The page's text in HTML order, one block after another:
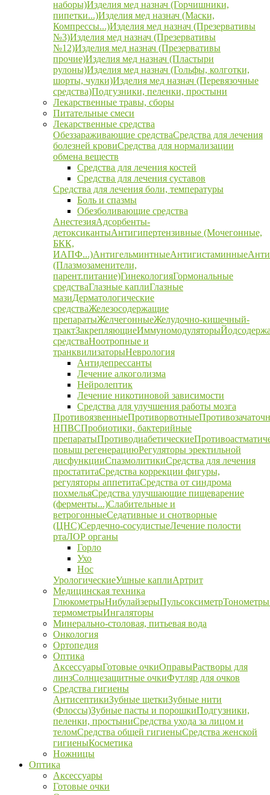
наборы)Изделия мед назнач (Горчишники,
пипетки...)Изделия мед назнач (Маски,
Компрессы...)Изделия мед назнач (Презервативы
№3)Изделия мед назнач (Презервативы
№12)Изделия мед назнач (Презервативы
прочие)Изделия мед назнач (Пластыри
рулоны)Изделия мед назнач (Гольфы, колготки,
шорты, чулки)Изделия мед назнач (Перевязочные
средства)Подгузники, пеленки, простыни
Лекарственные травы, сборы
Питательные смеси
Лекарственные средства
Обеззараживающие средстваСредства для лечения
болезней кровиСредства для нормализации
обмена веществ
Средства для лечения костей
Средства для лечения суставов
Средства для лечения боли, температуры
Боль и спазмы
Обезболивающие средства
АнестезияАдсорбенты-
детоксикантыАнтигипертензивные (Мочегонные,
БКК,
ИАПФ...)АнтигельминтныеАнтигистаминные
(Плазмозаменители,
парент.питание)ГинекологияГормональные
средстваГлазные каплиГлазные
мазиДерматологические
средстваЖелезосодержащие
препаратыЖелчегонныеЖелудочно-кишечный-
трактЗакрепляющиеИммуномодуляторы
средстваНоотропные и
транквилизаторыНеврология
Антидепрессанты
Лечение алкоголизма
Нейролептик
Лечение никотиновой зависимости
Средства для улучшения работы мозга
ПротивоязвенныеПротиворвотные
НПВСПробиотики, бактерийные
препаратыПротиводиабетические
повыш регенерациюРегуляторы эректильной
дисфункцииСпазмолитикиСредства для лечения
простатитаСредства коррекции фигуры,
регуляторы аппетитаСредства от синдрома
похмельяСредства улучшающие пищеварение
(ферменты...)Слабительные и
ветрогонныеСедативные и снотворные
(ЦНС)Сердечно-сосудистыеЛечение полости
ртаЛОР органы
Горло
Ухо
Нос
УрологическиеУшные каплиАртрит
Медицинская техника
ГлюкометрыНибулайзерыПульсоксиметрТонометры
термометрыИнгаляторы
Минерально-столовая, питьевая вода
Онкология
Ортопедия
Оптика
АксессуарыГотовые очкиОправыРастворы для
линзСолнцезащитные очкиФутляр для очков
Средства гигиены
АнтисептикиЗубные щеткиЗубные нити
(Флоссы)Зубные пасты и порошкиПодгузники,
пеленки, простыниСредства ухода за лицом и
теломСредства общей гигиеныСредства женской
гигиеныКосметика
Ножницы
Оптика
Аксессуары
Готовые очки